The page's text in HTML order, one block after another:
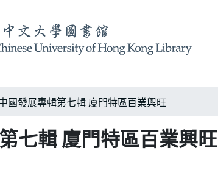
國發展專輯第七輯 廈門特區百業興旺
七輯 廈門特區百業興旺